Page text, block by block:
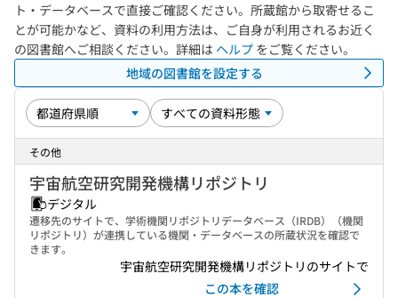
ト・データベースで直接ご確認ください。所蔵館から取寄せるこ
とが可能かなど、資料の利用方法は、ご自身が利用されるお近く
の図書館へご相談ください。詳細は ヘルプ をご覧ください。
地域の図書館を設定する
その他
宇宙航空研究開発機構リポジトリ
デジタル
遷移先のサイトで、学術機関リポジトリデータベース（IRDB）（機関
リポジトリ）が連携している機関・データベースの所蔵状況を確認で
きます。
宇宙航空研究開発機構リポジトリのサイトで
この本を確認